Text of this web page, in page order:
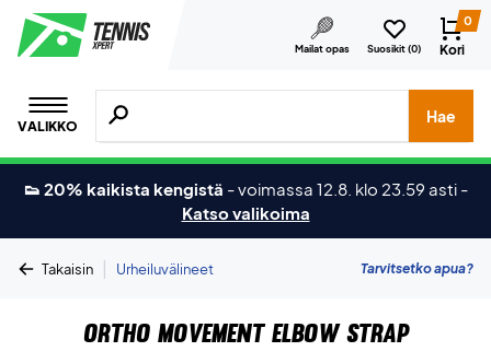
Mailat opas Suosikit (0)
0
Kori
VALIKKO
Hae tuotteita, merkkejä jne.
Hae
👟 20% kaikista kengistä -voimassa 12.8. klo 23.59 asti -
Katso valikoima
Takaisin | Urheiluvälineet Tarvitsetko apua?
Ortho Movement Elbow Strap